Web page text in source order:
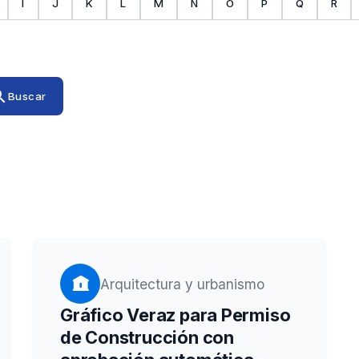
I J K L M N O P Q R
Buscar
Arquitectura y urbanismo
Gráfico Veraz para Permiso
de Construcción con